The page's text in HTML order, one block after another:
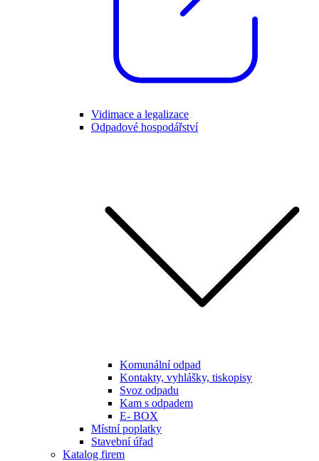
Vidimace a legalizace
Odpadové hospodářství
Komunální odpad
Kontakty, vyhlášky, tiskopisy
Svoz odpadu
Kam s odpadem
E- BOX
Místní poplatky
Stavební úřad
Katalog firem